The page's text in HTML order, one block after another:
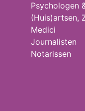
Psychologen
(Huis)artsen,
Medici
Journalisten
Notarissen